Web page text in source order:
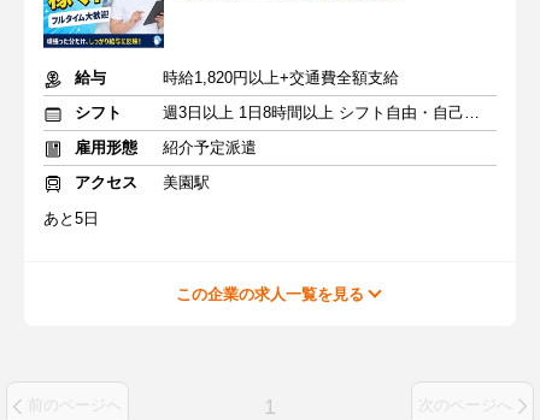
給与
時給1,820円以上+交通費全額支給
シフト
週3日以上 1日8時間以上 シフト自由・自己申告
雇用形態
紹介予定派遣
アクセス
美園駅
あと5日
この企業の求人一覧を見る
前のページへ 1 次のページへ